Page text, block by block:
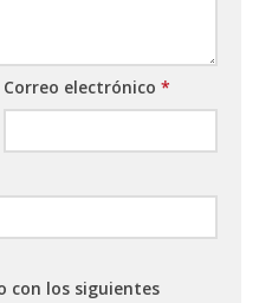
Correo electrónico *
con los siguientes